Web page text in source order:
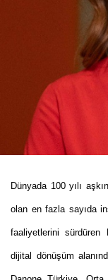
Dünyada 100 yılı
olan en fazla sayıda
faaliyetlerini
dijital dönüşüm